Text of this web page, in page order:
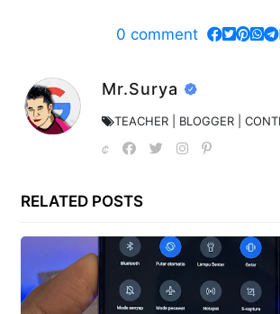
0 comment
Mr.Surya
TEACHER | BLOGGER |
RELATED POSTS